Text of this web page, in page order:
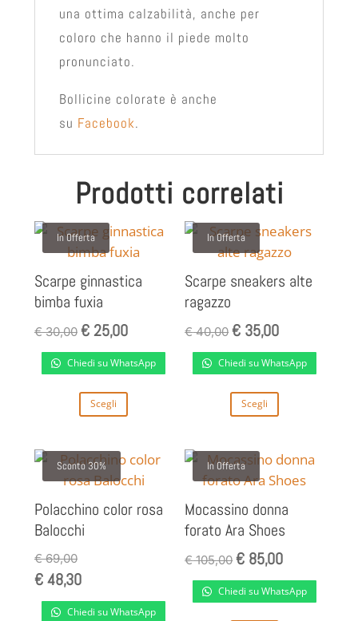
una ottima calzabilità, anche per
coloro che hanno il piede molto
pronunciato.
Bollicine colorate è anche
su Facebook.
Prodotti correlati
In Offerta
Scarpe ginnastica
bimba fuxia
€30,00 Il
prezzo
originale
era:
€ 30,00.
€25,00Il
prezzo
attuale
è:
€ 25,00.
Chiedi su WhatsApp
Scegli
prodotto
più
varianti.
Le
nella
In Offerta
Scarpe sneakers alte
ragazzo
€40,00Il
prezzo
originale
era:
€ 40,00.
€ 35,00Il
prezzo
attuale
è:
€ 35,00.
Chiedi su WhatsApp
Scegli
prodotto
più
varianti.
Le
opzioni
essere
scelte
nella
Sconto 30%
Polacchino color rosa
Balocchi
€69,00
€48,30
Chiedi su WhatsApp
In Offerta
Mocassino donna
forato Ara Shoes
€105,00Il
prezzo
originale
€ 85,00Il
prezzo
attuale
Chiedi su WhatsApp